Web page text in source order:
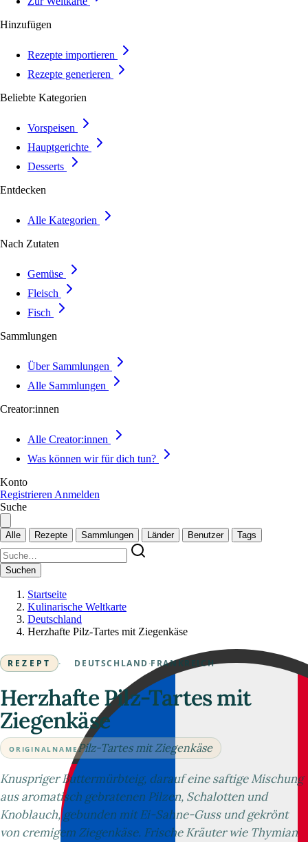
Hinzufügen
Rezepte importieren
Rezepte generieren
Beliebte Kategorien
Vorspeisen
Hauptgerichte
Desserts
Entdecken
Alle Kategorien
Nach Zutaten
Gemüse
Fleisch
Fisch
Sammlungen
Über Sammlungen
Alle Sammlungen
Creator:innen
Alle Creator:innen
Was können wir für dich tun?
Konto
Registrieren Anmelden
Suche
Alle Rezepte Sammlungen Länder Benutzer Tags
Suchen
Startseite
Kulinarische Weltkarte
Deutschland
Herzhafte Pilz-Tartes mit Ziegenkäse
REZEPT · DEUTSCHLAND ·FRANKREICH
Herzhafte Pilz-Tartes mit
Ziegenkäse
ORIGINALNAMEPilz-Tartes mit Ziegenkäse
Knuspriger Buttermürbteig, darauf eine saftige Mischung
aus aromatisch gebratenen Pilzen, Schalotten und
Knoblauch, gebunden mit Ei-Sahne-Guss und gekrönt
von cremigem Ziegenkäse. Frische Kräuter wie Thymian